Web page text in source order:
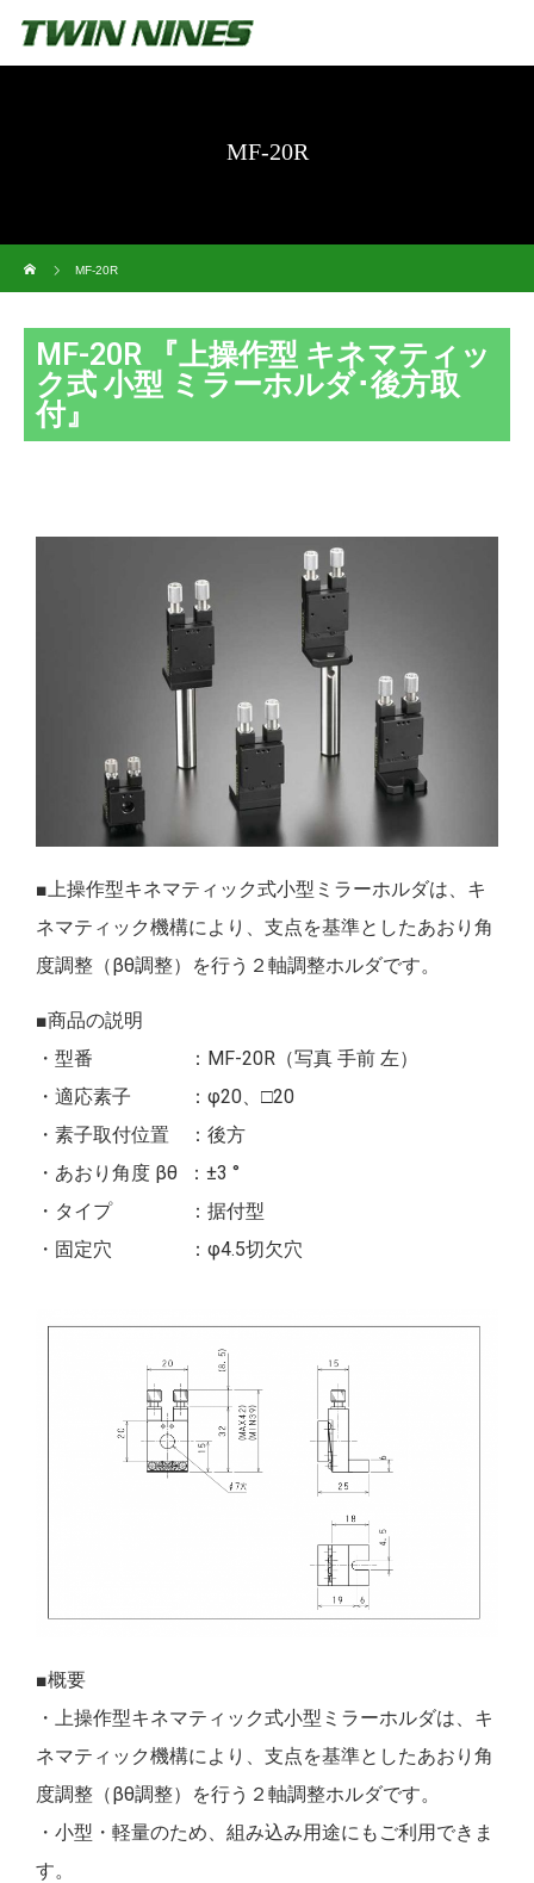
MF-20R
MF-20R
MF-20R 『上操作型 キネマティッ
ク式 小型 ミラーホルダ･後方取
付』
■上操作型キネマティック式小型ミラーホルダは、キ
ネマティック機構により、支点を基準としたあおり角
度調整（βθ調整）を行う２軸調整ホルダです。
■商品の説明
・型番 ：MF-20R（写真 手前 左）
・適応素子 ：φ20、□20
・素子取付位置 ：後方
・あおり角度 βθ ：±3 °
・タイプ ：据付型
・固定穴 ：φ4.5切欠穴
■概要
・上操作型キネマティック式小型ミラーホルダは、キ
ネマティック機構により、支点を基準としたあおり角
度調整（βθ調整）を行う２軸調整ホルダです。
・小型・軽量のため、組み込み用途にもご利用できま
す。